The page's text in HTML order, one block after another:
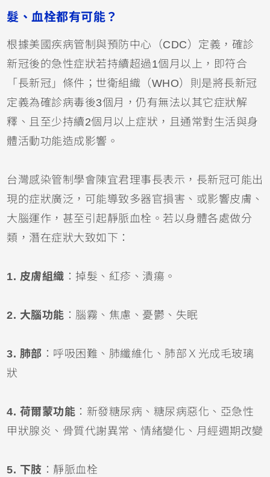
髮、血栓都有可能？
根據美國疾病管制與預防中心（CDC）定義，確診
新冠後的急性症狀若持續超過1個月以上，即符合
「長新冠」條件；世衛組織（WHO）則是將長新冠
定義為確診病毒後3個月，仍有無法以其它症狀解
釋、且至少持續2個月以上症狀，且通常對生活與身
體活動功能造成影響。
台灣感染管制學會陳宜君理事長表示，長新冠可能出
現的症狀廣泛，可能導致多器官損害、或影響皮膚、
大腦運作，甚至引起靜脈血栓。若以身體各處做分
類，潛在症狀大致如下：
1. 皮膚組織 ：掉髮、紅疹、潰瘍。
2. 大腦功能 ：腦霧、焦慮、憂鬱、失眠
3. 肺部 ：呼吸困難、肺纖維化、肺部Ｘ光成毛玻璃
狀
4. 荷爾蒙功能 ：新發糖尿病、糖尿病惡化、亞急性
甲狀腺炎、骨質代謝異常、情緒變化、月經週期改變
5. 下肢 ：靜脈血栓